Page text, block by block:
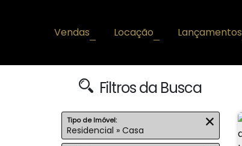
Lançamentos
Locação
Vendas
Filtros da Busca
Tipo de Imóvel:
Residencial » Casa